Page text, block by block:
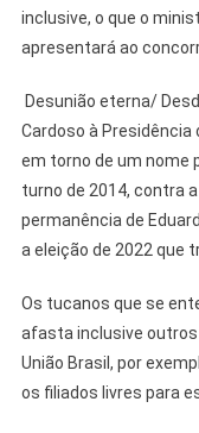
inclusive, o que o
apresentará ao
Desunião eterna/
Cardoso à Presidência
em torno de um nome
turno de 2014, contra
permanência de
a eleição de 2022 que
Os tucanos que se
afasta inclusive outros
União Brasil, por
os filiados livres para